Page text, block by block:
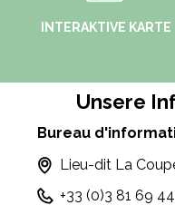
INTERAKTIVE KARTE
Unsere
Bureau
Lieu-dit La
+33 (0)3 81 69